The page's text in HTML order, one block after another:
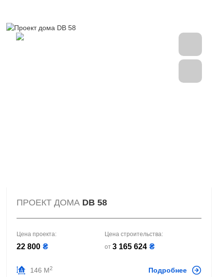
ПРОЕКТ ДОМА DB 58
Цена проекта:
22 800 ₴
Цена строительства:
от 3 165 624 ₴
146 М2 Подробнее